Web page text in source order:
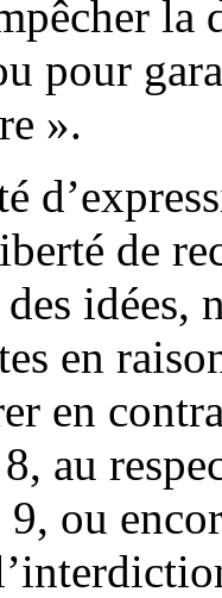
pour
».
de
idées,
en
en
au
ou